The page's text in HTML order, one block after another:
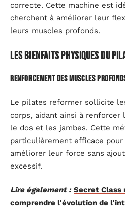
correcte. Cette machine est
cherchent à améliorer leur
leurs muscles profonds.
Les bienfaits physiques du
Renforcement des muscles
Le pilates reformer sollicite
corps, aidant ainsi à renforcer
le dos et les jambes. Cette
particulièrement efficace
améliorer leur force sans
excessif.
Lire également : Secret Class
comprendre l'évolution de